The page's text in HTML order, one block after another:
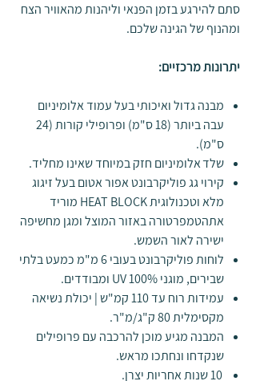
סתם להירגע בזמן הפנאי וליהנות מהאוויר הצח
ומהנוף של הגינה שלכם.
יתרונות מרכזיים:
מבנה גדול ואיכותי בעל עמוד אלומיניום
עבה ביותר (18 ס"מ) ופרופילי קורות (24
ס"מ).
שלד אלומיניום חזק במיוחד שאינו מחליד.
קירוי גג פוליקרבונט אפור אטום בעל זיגוג
מלא וטכנולוגית HEAT BLOCK מוריד
אתהטמפרטורה באזור המוצל ומגן מחשיפה
ישירה לאור השמש.
לוחות פוליקרבונט בעובי 6 מ"מ כמעט בלתי
שבירים, מוגני 100% UV ומבודדים.
עמידות רוח עד 110 קמ"ש | יכולת נשיאה
מקסימלית 80 ק"ג/מ"ר.
המבנה מגיע מוכן להרכבה עם פרופילים
שנקדחו ונחתכו מראש.